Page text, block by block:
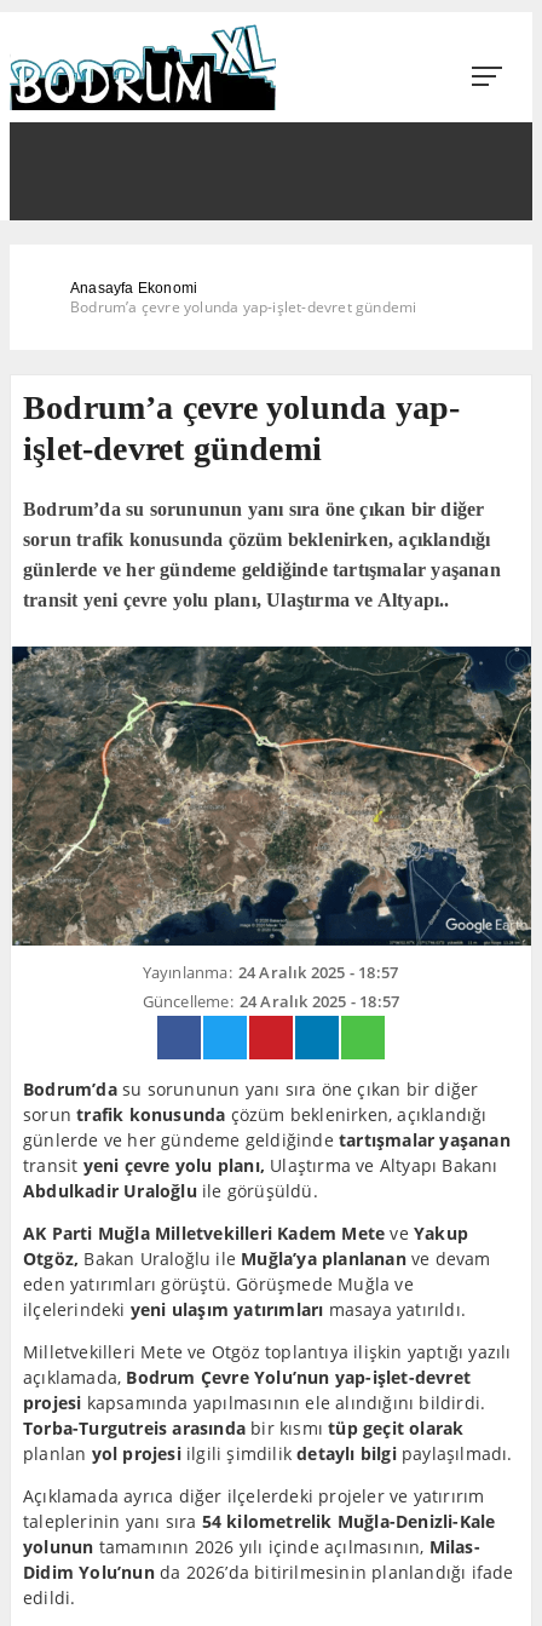
Anasayfa Ekonomi
Bodrum’a çevre yolunda yap-işlet-devret gündemi
Bodrum’a çevre yolunda yap-
işlet-devret gündemi
Bodrum’da su sorununun yanı sıra öne çıkan bir diğer
sorun trafik konusunda çözüm beklenirken, açıklandığı
günlerde ve her gündeme geldiğinde tartışmalar yaşanan
transit yeni çevre yolu planı, Ulaştırma ve Altyapı..
Yayınlanma: 24 Aralık 2025 - 18:57
Güncelleme: 24 Aralık 2025 - 18:57
Bodrum’dasu sorununun yanı sıra öne çıkan bir diğer
soruntrafik konusunda çözüm beklenirken, açıklandığı
günlerde ve her gündeme geldiğinde tartışmalar yaşanan
transit yeni çevre yolu planı, Ulaştırma ve Altyapı Bakanı
Abdulkadir Uraloğlu ile görüşüldü.
AK Parti Muğla Milletvekilleri Kadem Mete veYakup
Otgöz, Bakan Uraloğlu ile Muğla’ya planlananve devam
eden yatırımları görüştü. Görüşmede Muğla ve
ilçelerindeki yeni ulaşım yatırımları masaya yatırıldı.
Milletvekilleri Mete ve Otgöz toplantıya ilişkin yaptığı yazılı
açıklamada, Bodrum Çevre Yolu’nun yap-işlet-devret
projesi kapsamında yapılmasının ele alındığını bildirdi.
Torba-Turgutreis arasında bir kısmıtüp geçit olarak
planlan yol projesiilgili şimdilikdetaylı bilgipaylaşılmadı.
Açıklamada ayrıca diğer ilçelerdeki projeler ve yatırırım
taleplerinin yanı sıra 54 kilometrelik Muğla-Denizli-Kale
yolunun tamamının 2026 yılı içinde açılmasının, Milas-
Didim Yolu’nunda 2026’da bitirilmesinin planlandığı ifade
edildi.